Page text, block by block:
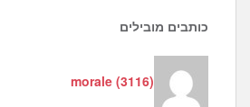
כותבים מובילים
morale (3116)